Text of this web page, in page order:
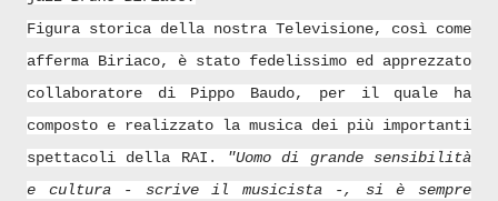
Figura storica della nostra Televisione, così come
afferma Biriaco, è stato fedelissimo ed apprezzato
collaboratore di Pippo Baudo, per il quale ha
composto e realizzato la musica dei più importanti
spettacoli della RAI.
"Uomo di grande sensibilità
e cultura - scrive il musicista -, si è sempre